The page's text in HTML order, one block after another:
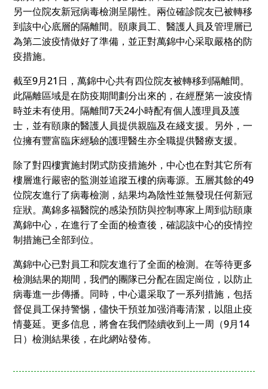
另一位院友新冠病毒檢測呈陽性。兩位確診院友已被轉移
到該中心底層的隔離間。頤康員工、醫護人員及管理層已
為第二波疫情做好了準備，並正對萬錦中心采取嚴格的防
疫措施。
截至9月21日，萬錦中心共有四位院友被轉移到隔離間。
此隔離區域是在防疫期間劃分出來的，在經歷第一波疫情
時並未有使用。隔離間7天24小時配有個人護理員及護
士，並有頤康的醫護人員提供親臨及在綫支援。另外，一
位擁有豐富臨床經驗的護理醫生亦全職提供醫療支援。
除了對四樓實施封閉式防疫措施外，中心也在對其它所有
樓層進行嚴密的監測並追蹤五樓的病毒源。五層其餘的49
位院友進行了病毒檢測，結果均為陰性並無發現任何新冠
症狀。萬錦多福醫院的感染預防與控制專家上周到訪頤康
萬錦中心，在進行了全面的檢查後，確認該中心的疫情控
制措施已全部到位。
萬錦中心已對員工和院友進行了全面的檢測。在等待更多
檢測結果的期間，我們的團隊已分配在固定崗位，以防止
病毒進一步傳播。同時，中心還采取了一系列措施，包括
督促員工保持警惕，儘快干預並加强消毒清潔，以阻止疫
情蔓延。更多信息，將會在我們陸續收到上一周（9月14
日）檢測結果後，在此網站發佈。